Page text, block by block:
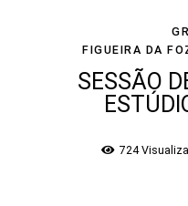
FIGUEIRA DA
SESSÃO
724